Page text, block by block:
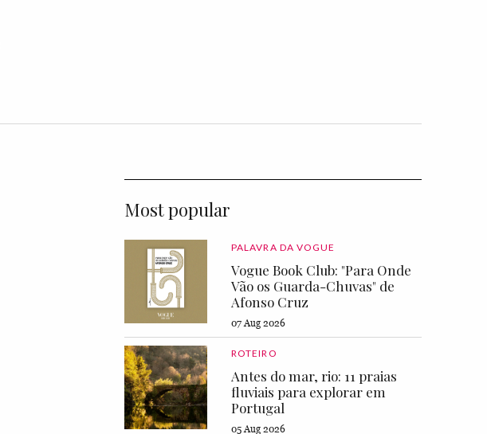
Most popular
PALAVRA DA VOGUE
Vogue Book Club: "Para Onde
Vão os Guarda-Chuvas" de
Afonso Cruz
07 Aug 2026
ROTEIRO
Antes do mar, rio: 11 praias
fluviais para explorar em
Portugal
05 Aug 2026